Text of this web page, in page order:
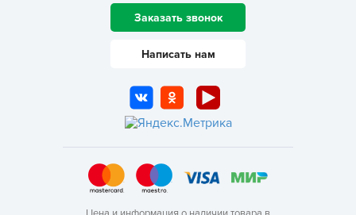
Заказать звонок
Написать нам